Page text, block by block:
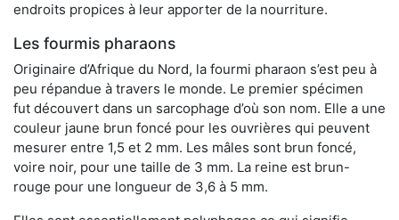
endroits propices à leur apporter de la nourriture.
Les fourmis pharaons
Originaire d’Afrique du Nord, la fourmi pharaon s’est peu à
peu répandue à travers le monde. Le premier spécimen
fut découvert dans un sarcophage d’où son nom. Elle a une
couleur jaune brun foncé pour les ouvrières qui peuvent
mesurer entre 1,5 et 2 mm. Les mâles sont brun foncé,
voire noir, pour une taille de 3 mm. La reine est brun-
rouge pour une longueur de 3,6 à 5 mm.